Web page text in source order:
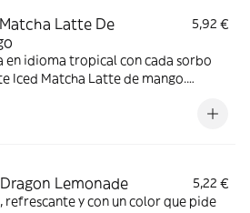
Latte De
5,92 €
en idioma tropical con cada sorbo
Iced Matcha Latte de mango.
Lemonade
5,22 €
refrescante y con un color que pide